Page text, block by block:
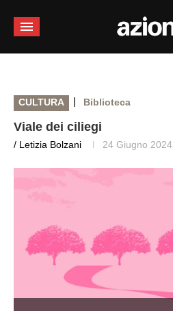
CULTURA | Biblioteca
Viale dei ciliegi
/ Letizia Bolzani 24 Giugno 2024